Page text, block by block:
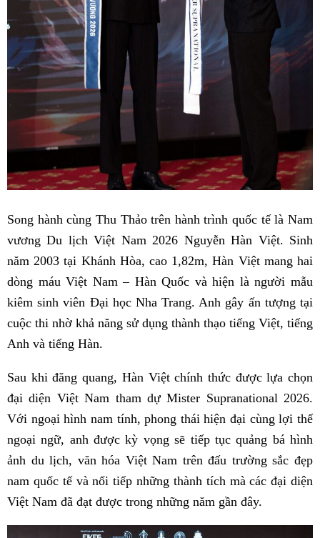
Song hành cùng Thu Thảo trên hành trình quốc tế là Nam
vương Du lịch Việt Nam 2026 Nguyễn Hàn Việt. Sinh
năm 2003 tại Khánh Hòa, cao 1,82m, Hàn Việt mang hai
dòng máu Việt Nam – Hàn Quốc và hiện là người mẫu
kiêm sinh viên Đại học Nha Trang. Anh gây ấn tượng tại
cuộc thi nhờ khả năng sử dụng thành thạo tiếng Việt, tiếng
Anh và tiếng Hàn.
Sau khi đăng quang, Hàn Việt chính thức được lựa chọn
đại diện Việt Nam tham dự Mister Supranational 2026.
Với ngoại hình nam tính, phong thái hiện đại cùng lợi thế
ngoại ngữ, anh được kỳ vọng sẽ tiếp tục quảng bá hình
ảnh du lịch, văn hóa Việt Nam trên đấu trường sắc đẹp
nam quốc tế và nối tiếp những thành tích mà các đại diện
Việt Nam đã đạt được trong những năm gần đây.